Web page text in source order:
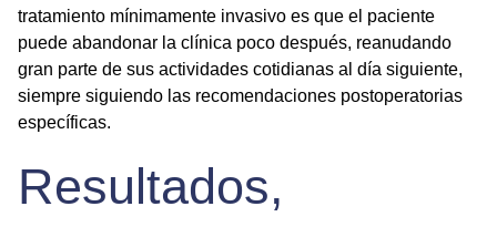
tratamiento mínimamente invasivo es que el paciente
puede abandonar la clínica poco después, reanudando
gran parte de sus actividades cotidianas al día siguiente,
siempre siguiendo las recomendaciones postoperatorias
específicas.
Resultados,